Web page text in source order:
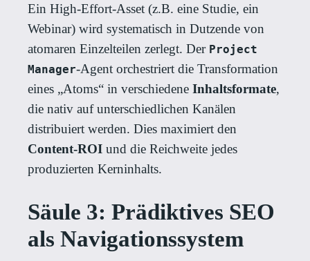
Ein High-Effort-Asset (z.B. eine Studie, ein
Webinar) wird systematisch in Dutzende von
atomaren Einzelteilen zerlegt. Der Project
Manager-Agent orchestriert die Transformation
eines „Atoms“ in verschiedene Inhaltsformate,
die nativ auf unterschiedlichen Kanälen
distribuiert werden. Dies maximiert den
Content-ROI und die Reichweite jedes
produzierten Kerninhalts.
Säule 3: Prädiktives SEO
als Navigationssystem